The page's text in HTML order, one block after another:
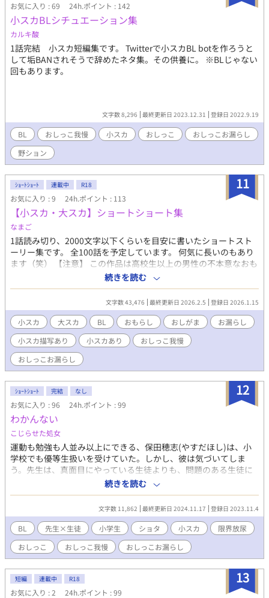
お気に入り : 69 24h.ポイント : 142
小スカBLシチュエーション集
カルキ酸
1話完結 小スカ短編集です。 Twitterで小スカBL botを作ろうと
して垢BANされそうで辞めたネタ集。その供養に。 ※BLじゃない
回もあります。
文字数 8,296 最終更新日 2023.12.31 登録日 2022.9.19
BL おしっこ我慢 小スカ おしっこ
おしっこお漏らし
野ション
11
ｼｮｰﾄｼｮｰﾄ 連載中 R18
お気に入り : 9 24h.ポイント : 113
【小スカ・大スカ】ショートショート集
なまご
1話読み切り、2000文字以下くらいを目安に書いたショートスト
ーリー集です。 全100話を予定しています。 何気に長いのもあり
ます（笑） 【注意】 この作品は高校生以上の男性の不本意なおも
らしを題材としています。 BLは取り扱ったり、BL臭止まりだった
り、女攻めだったり、単体モノだったり、色々です。 【以下はタ
イトルに記します】 小スカ、大スカ、小大スカ(両方)、嘔吐 BL、
BL未満、CPなし(カップリングなし)、女攻め 【区分について】
・BL：恋愛関係にあるものを指します（両片思い含む） ・BL未
満：片思いや、距離感が近いだけのものを指します ・CPなし：互
いに友情100％、赤の他人、ただのクラスメイト等のものを指し
ます ・女攻め：男女CPですが女性が攻めのものを指します
続きを読む
文字数 43,476 最終更新日 2026.2.5 登録日 2026.1.15
小スカ 大スカ BL おもらし おしがま
お漏らし
小スカ描写あり
小スカあり
おしっこ我慢
おしっこお漏らし
12
ｼｮｰﾄｼｮｰﾄ 完結 なし
お気に入り : 96 24h.ポイント : 99
わかんない
こじらせた処女
運動も勉強も人並み以上にできる、保田穂志(やすだほし)は、小
学校でも優等生扱いを受けていた。しかし、彼は気づいてしま
う。先生は、真面目にやっている生徒よりも、問題のある生徒に
つきっきりであるという事実に。 同じクラスの与田は、頭も運動
神経も悪く、おまけに人ともまともに喋れない。家庭環境の悪さ
のせいだと噂になっているが、穂志の家庭も人ごとに出来ないく
らいには悪かった。経済的には困窮していない。父親も母親もい
る。しかし、父親は単身赴任中で、それを良いことに母親は不倫
三昧。そこに穂志の話を聞いてもらえる環境はない。まだ10歳の
子供には寂しすぎたのである。 ある日の放課後、与田と先生の補
習を見て羨ましいと思ってしまう。自分も与田のようにバカにな
ったら、もっと先生は構ってくれるだろうか。そんな考えのも
と、次の日の授業で当てられた際、分からないと連呼したが…？
続きを読む
文字数 11,862 最終更新日 2024.11.17 登録日 2023.11.4
BL 先生×生徒 小学生 ショタ 小スカ
限界放尿
おしっこ
おしっこ我慢 おしっこお漏らし
13
短編 連載中 R18
お気に入り : 2 24h.ポイント : 99